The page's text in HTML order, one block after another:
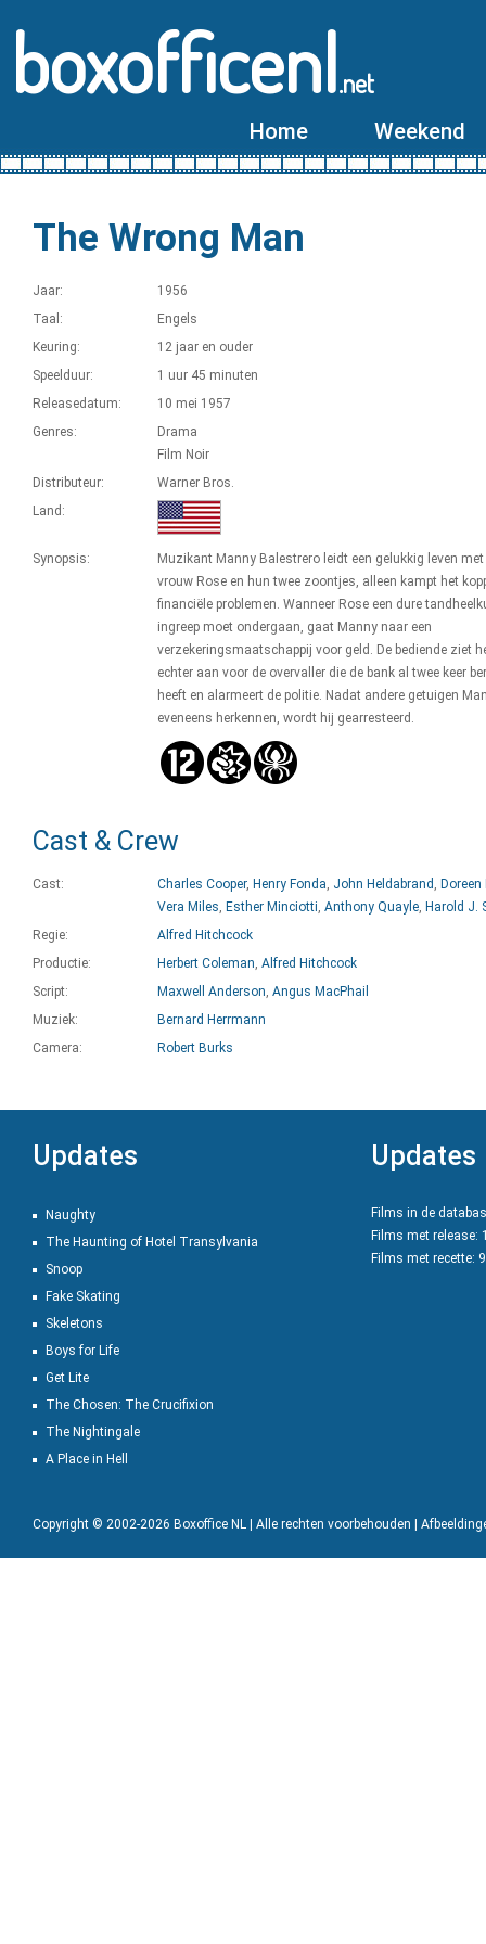
boxofficenl.net
Home Weekend
The Wrong Man
Jaar:
1956
Taal:
Engels
Keuring:
12 jaar en ouder
Speelduur:
1 uur 45 minuten
Releasedatum:
10 mei 1957
Genres:
Drama
Film Noir
Distributeur:
Warner Bros.
Land:
Synopsis:
Muzikant Manny Balestrero leidt een gelukkig leven
vrouw Rose en hun twee zoontjes, alleen kampt het
financiële problemen. Wanneer Rose een dure
ingreep moet ondergaan, gaat Manny naar een
verzekeringsmaatschappij voor geld. De bediende ziet
echter aan voor de overvaller die de bank al twee keer
heeft en alarmeert de politie. Nadat andere getuigen
eveneens herkennen, wordt hij gearresteerd.
Cast & Crew
Cast: Charles Cooper, Henry Fonda, John Heldabrand , Doreen
Vera Miles, Esther Minciotti, Anthony Quayle, Harold J.
Regie:
Alfred Hitchcock
Productie:
Herbert Coleman, Alfred Hitchcock
Script:
Maxwell Anderson, Angus MacPhail
Muziek:
Bernard Herrmann
Camera:
Robert Burks
Updates
Naughty
The Haunting of Hotel Transylvania
Snoop
Fake Skating
Skeletons
Boys for Life
Get Lite
The Chosen: The Crucifixion
The Nightingale
A Place in Hell
Updates
Films in de
Films met release:
Films met recette:
Copyright © 2002-2026 Boxoffice NL | Alle rechten voorbehouden |